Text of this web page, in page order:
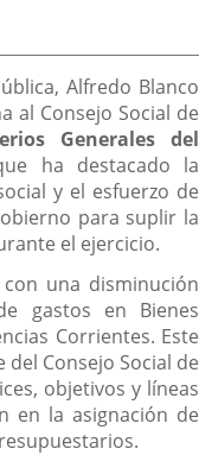
externa.
Alfredo Blanco
al Consejo Social de
Generales del
ha destacado la
y el esfuerzo de
para suplir la
el ejercicio.
una disminución
gastos en Bienes
Corrientes. Este
Consejo Social de
objetivos y líneas
en la asignación de